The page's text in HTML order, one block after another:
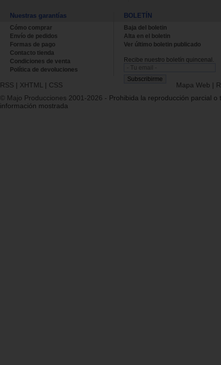
Nuestras garantías
Cómo comprar
Envío de pedidos
Formas de pago
Contacto tienda
Condiciones de venta
Política de devoluciones
BOLETÍN
Baja del boletin
Alta en el boletin
Ver último boletin publicado
Recibe nuestro boletín quincenal.
RSS | XHTML | CSS Mapa Web |
© Majo Producciones 2001-2026 - Prohibida la reproducción parcial o
información mostrada